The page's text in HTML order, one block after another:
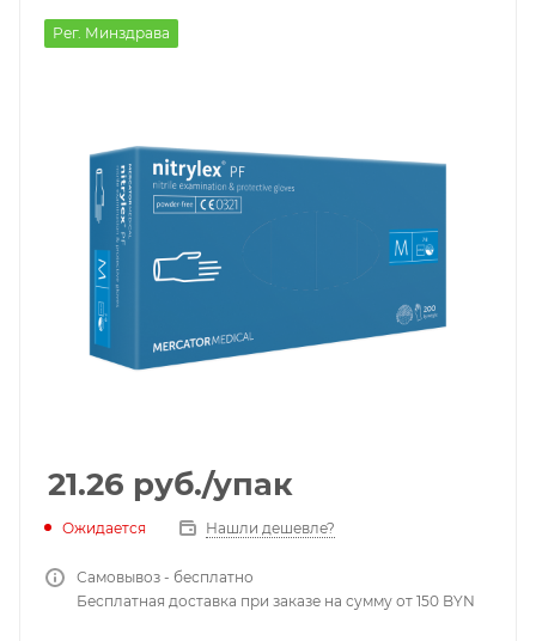
Рег. Минздрава
21.26 руб./упак
Ожидается Нашли дешевле?
Самовывоз - бесплатно
Бесплатная доставка при заказе на сумму от 150 BYN